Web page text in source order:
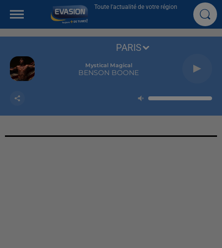
Toute l'actualité de votre région
Mystical Magical
BENSON BOONE
PARIS